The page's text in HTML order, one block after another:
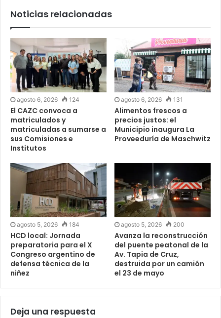
Noticias relacionadas
agosto 6, 2026 124
El CAZC convoca a
matriculados y
matriculadas a sumarse a
sus Comisiones e
Institutos
agosto 6, 2026 131
Alimentos frescos a
precios justos: el
Municipio inaugura La
Proveeduría de Maschwitz
agosto 5, 2026 184
HCD local: Jornada
preparatoria para el X
Congreso argentino de
defensa técnica de la
niñez
agosto 5, 2026 200
Avanza la reconstrucción
del puente peatonal de la
Av. Tapia de Cruz,
destruida por un camión
el 23 de mayo
Deja una respuesta